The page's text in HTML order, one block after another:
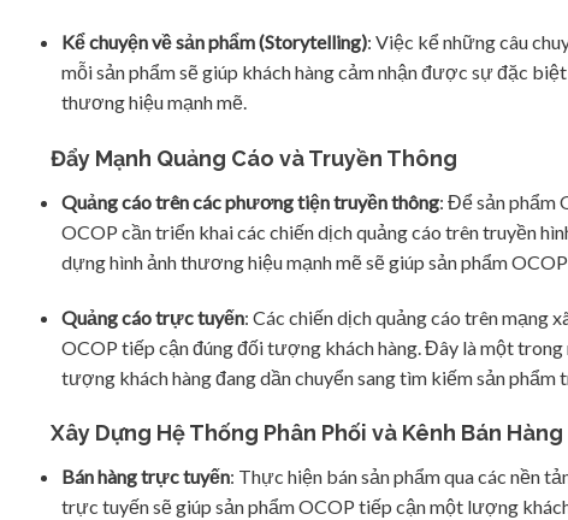
Kể chuyện về sản phẩm (Storytelling): Việc kể những câu
mỗi sản phẩm sẽ giúp khách hàng cảm nhận được sự đặc
thương hiệu mạnh mẽ.
Đẩy Mạnh Quảng Cáo và Truyền Thông
Quảng cáo trên các phương tiện truyền thông: Để sản phẩm
OCOP cần triển khai các chiến dịch quảng cáo trên truyền
dựng hình ảnh thương hiệu mạnh mẽ sẽ giúp sản phẩm
Quảng cáo trực tuyến: Các chiến dịch quảng cáo trên mạng
OCOP tiếp cận đúng đối tượng khách hàng. Đây là một
tượng khách hàng đang dần chuyển sang tìm kiếm sản phẩm
Xây Dựng Hệ Thống Phân Phối và Kênh Bán Hàng
Bán hàng trực tuyến: Thực hiện bán sản phẩm qua các nền
trực tuyến sẽ giúp sản phẩm OCOP tiếp cận một lượng